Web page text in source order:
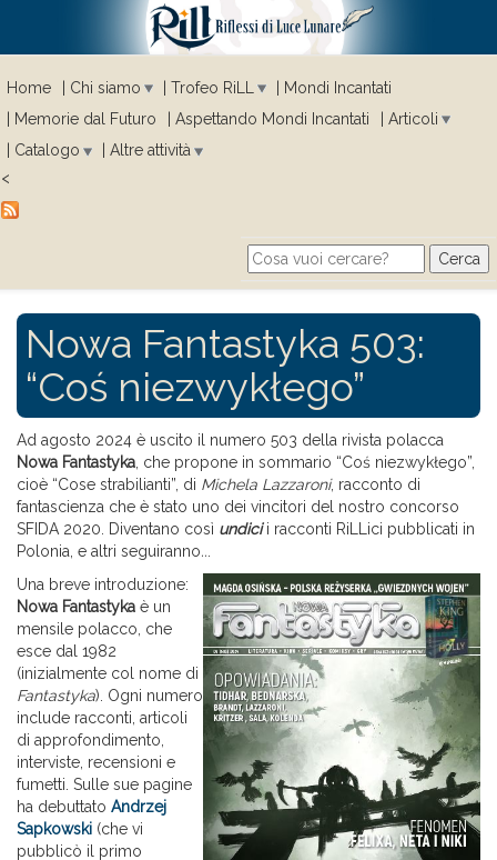
Home Chi siamo Trofeo RiLL
Mondi Incantati
Memorie dal Futuro
Aspettando Mondi Incantati
Articoli
Catalogo
Altre attività
<
Search form
Cerca
Nowa Fantastyka 503:
“Coś niezwykłego”
Ad agosto 2024 è uscito il numero 503 della rivista polacca
Nowa Fantastyka , che propone in sommario “Coś niezwykłego”,
cioè “Cose strabilianti”, di Michela Lazzaroni, racconto di
fantascienza che è stato uno dei vincitori del nostro concorso
SFIDA 2020. Diventano così undicii racconti RiLLici pubblicati in
Polonia, e altri seguiranno..
Una breve introduzione:
Nowa Fantastyka è un
mensile polacco, che
esce dal 1982
(inizialmente col nome di
Fantastyka). Ogni numero
include racconti, articoli
di approfondimento,
interviste, recensioni e
fumetti. Sulle sue pagine
ha debuttato Andrzej
Sapkowski (che vi
pubblicò il primo